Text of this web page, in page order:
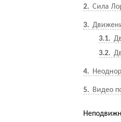
2 Сила
3
3.1
3.2
4
5 Видео